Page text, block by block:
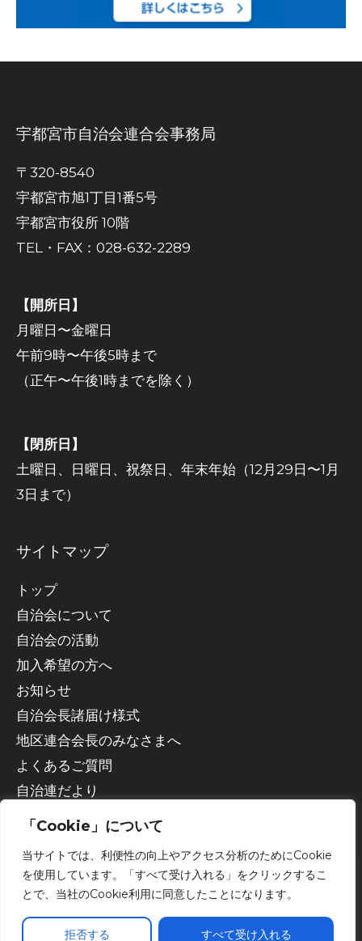
「Cookie」について
当サイトでは、利便性の向上やアクセス分析のためにCookie
を使用しています。「すべて受け入れる」をクリックするこ
とで、当社のCookie利用に同意したことになります。
拒否する すべて受け入れる
宇都宮市自治会連合会事務局
〒320-8540
宇都宮市旭1丁目1番5号
宇都宮市役所 10階
TEL・FAX：028-632-2289
【開所日】
月曜日〜金曜日
午前9時〜午後5時まで
（正午〜午後1時までを除く）
【閉所日】
土曜日、日曜日、祝祭日、年末年始（12月29日〜1月
3日まで）
サイトマップ
トップ
自治会について
自治会の活動
加入希望の方へ
お知らせ
自治会長諸届け様式
地区連合会長のみなさまへ
よくあるご質問
自治連だより